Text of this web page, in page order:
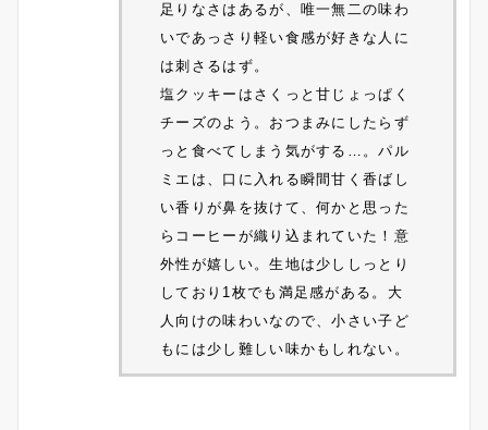
足りなさはあるが、唯一無二の味わ
いであっさり軽い食感が好きな人に
は刺さるはず。
塩クッキーはさくっと甘じょっぱく
チーズのよう。おつまみにしたらず
っと食べてしまう気がする…。パル
ミエは、口に入れる瞬間甘く香ばし
い香りが鼻を抜けて、何かと思った
らコーヒーが織り込まれていた！意
外性が嬉しい。生地は少ししっとり
しており1枚でも満足感がある。大
人向けの味わいなので、小さい子ど
もには少し難しい味かもしれない。